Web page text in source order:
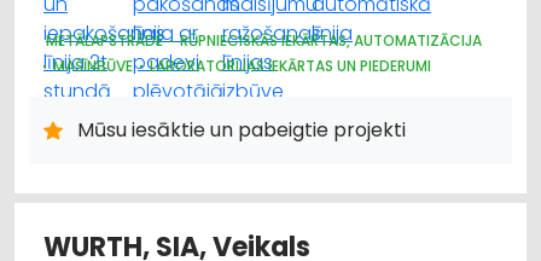
METĀLAPSTRĀDE
RŪPNIECISKĀS IEKĀRTAS, AUTOMATIZĀCIJA
MAŠĪNBŪVE
LABORATORIJAS IEKĀRTAS UN PIEDERUMI
KOKAPSTRĀDE
PĀRTIKAS PIEDEVAS, GARŠVIELAS, UZTURA BAGĀTINĀTĀJI
KONDITOREJAS IZSTRĀDĀJUMU, SALDUMU TIRDZNIECĪBA
PĀRTIKAS RŪPNIECĪBAS IEKĀRTAS
ALUS RAŽOŠANA
Mūsu iesāktie un pabeigtie projekti
WURTH, SIA, Veikals